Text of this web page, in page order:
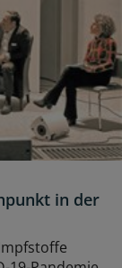
in der